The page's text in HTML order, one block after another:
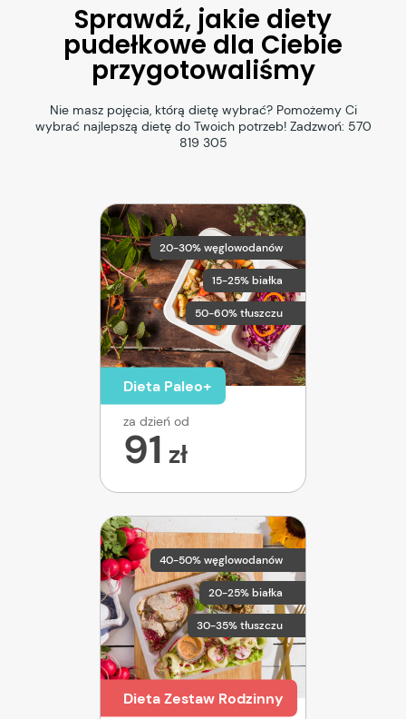
Sprawdź, jakie diety
pudełkowe dla Ciebie
przygotowaliśmy
Nie masz pojęcia, którą dietę wybrać? Pomożemy Ci
wybrać najlepszą dietę do Twoich potrzeb! Zadzwoń: 570
819 305
20-30% węglowodanów
15-25% białka
50-60% tłuszczu
Dieta Paleo+
za dzień od
91 zł
40-50% węglowodanów
20-25% białka
30-35% tłuszczu
Dieta Zestaw Rodzinny